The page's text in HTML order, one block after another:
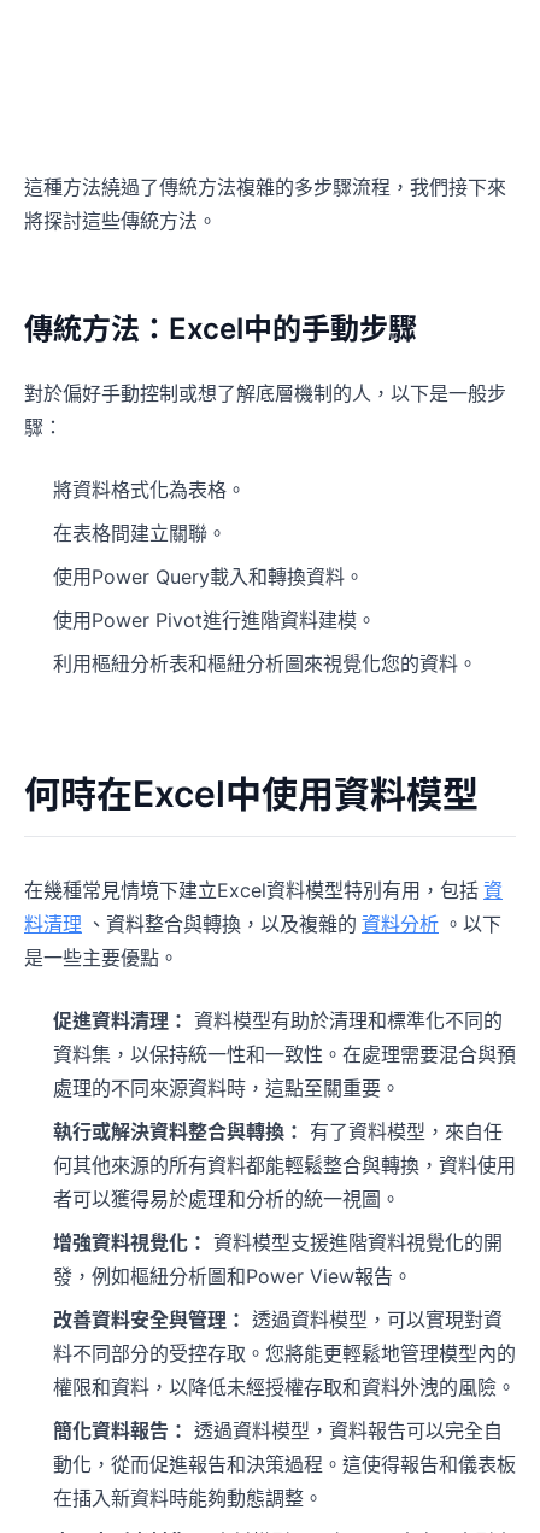
這種方法繞過了傳統方法複雜的多步驟流程，我們接下來
將探討這些傳統方法。
傳統方法：Excel中的手動步驟
對於偏好手動控制或想了解底層機制的人，以下是一般步
驟：
將資料格式化為表格。
在表格間建立關聯。
使用Power Query載入和轉換資料。
使用Power Pivot進行進階資料建模。
利用樞紐分析表和樞紐分析圖來視覺化您的資料。
何時在Excel中使用資料模型
在幾種常見情境下建立Excel資料模型特別有用，包括 資
料清理 、資料整合與轉換，以及複雜的 資料分析 。以下
是一些主要優點。
促進資料清理： 資料模型有助於清理和標準化不同的
資料集，以保持統一性和一致性。在處理需要混合與預
處理的不同來源資料時，這點至關重要。
執行或解決資料整合與轉換： 有了資料模型，來自任
何其他來源的所有資料都能輕鬆整合與轉換，資料使用
者可以獲得易於處理和分析的統一視圖。
增強資料視覺化： 資料模型支援進階資料視覺化的開
發，例如樞紐分析圖和Power View報告。
改善資料安全與管理： 透過資料模型，可以實現對資
料不同部分的受控存取。您將能更輕鬆地管理模型內的
權限和資料，以降低未經授權存取和資料外洩的風險。
簡化資料報告： 透過資料模型，資料報告可以完全自
動化，從而促進報告和決策過程。這使得報告和儀表板
在插入新資料時能夠動態調整。